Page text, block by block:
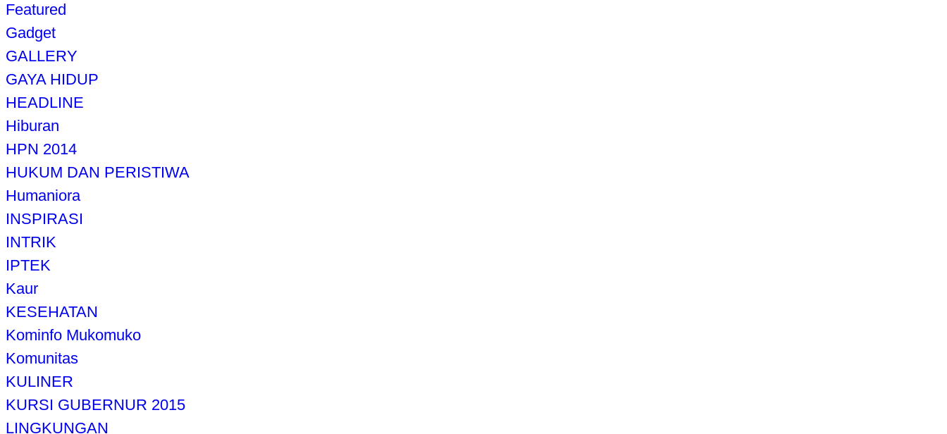
Featured
Gadget
GALLERY
GAYA HIDUP
HEADLINE
Hiburan
HPN 2014
HUKUM DAN PERISTIWA
Humaniora
INSPIRASI
INTRIK
IPTEK
Kaur
KESEHATAN
Kominfo Mukomuko
Komunitas
KULINER
KURSI GUBERNUR 2015
LINGKUNGAN